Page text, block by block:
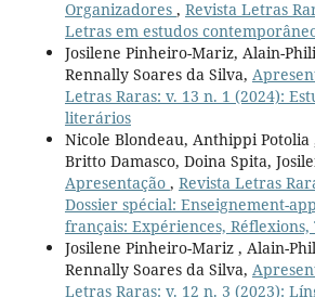
Organizadores , Revista Letras
Letras em estudos
Josilene Pinheiro-Mariz, Alain-
Rennally Soares da Silva,
Letras Raras: v. 13 n. 1 (2024):
literários
Nicole Blondeau, Anthippi Potolia
Britto Damasco, Doina Spita,
Apresentação , Revista Letras
Dossier spécial: Enseignement-
français: Expériences,
Josilene Pinheiro-Mariz , Alain-
Rennally Soares da Silva,
Letras Raras: v. 12 n. 3 (2023):